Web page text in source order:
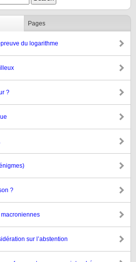
Pages
du logarithme
?
?
macroniennes
sur l’abstention